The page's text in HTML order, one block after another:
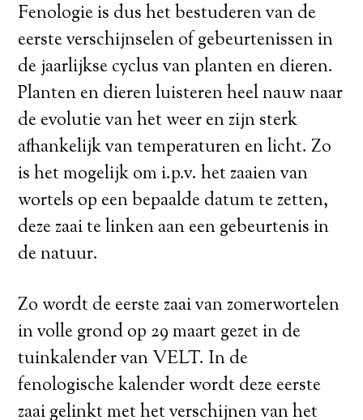
Fenologie is dus het bestuderen van de
eerste verschijnselen of gebeurtenissen in
de jaarlijkse cyclus van planten en dieren.
Planten en dieren luisteren heel nauw naar
de evolutie van het weer en zijn sterk
afhankelijk van temperaturen en licht. Zo
is het mogelijk om i.p.v. het zaaien van
wortels op een bepaalde datum te zetten,
deze zaai te linken aan een gebeurtenis in
de natuur.
Zo wordt de eerste zaai van zomerwortelen
in volle grond op 29 maart gezet in de
tuinkalender van VELT. In de
fenologische kalender wordt deze eerste
zaai gelinkt met het verschijnen van het